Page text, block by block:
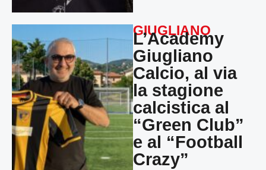
GIUGLIANO
L’Academy
Giugliano
Calcio, al via
la stagione
calcistica al
“Green Club”
e al “Football
Crazy”